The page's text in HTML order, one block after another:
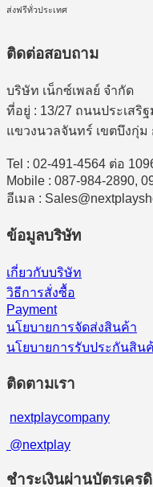
ส่งฟรีทั่วประเทศ
ติดต่อสอบถาม
บริษัท เน็กซ์เพลย์ จำกัด
ที่อยู่ : 13/27 ถนนประเสริ
แขวงนวลจันทร์ เขตบึงกุ่ม
Tel : 02-491-4564 ต่อ
Mobile : 087-984-2890,
อีเมล :
ข้อมูลบริษัท
เกี่ยวกับบริษัท
วิธีการสั่งซื้อ
Payment
นโยบายการจัดส่งสินค้า
นโยบายการรับประกันสิน
ติดตามเรา
nextplaycompany
@nextplay
ชำระเงินผ่านบัตรเคร